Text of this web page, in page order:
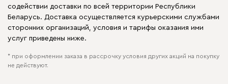
содействии доставки по всей территории Республики
Беларусь. Доставка осуществляется курьерскими службами
сторонних организаций, условия и тарифы оказания ими
услуг приведены ниже.
* при оформлении заказа в рассрочку условия других акций на покупку
не действуют.